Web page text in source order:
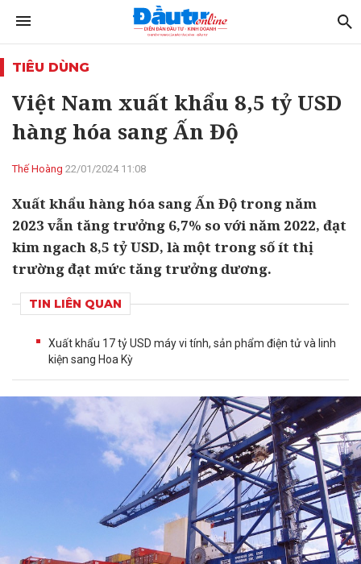
TIÊU DÙNG
Việt Nam xuất khẩu 8,5 tỷ USD
hàng hóa sang Ấn Độ
Thế Hoàng 22/01/2024 11:08
Xuất khẩu hàng hóa sang Ấn Độ trong năm
2023 vẫn tăng trưởng 6,7% so với năm 2022, đạt
kim ngach 8,5 tỷ USD, là một trong số ít thị
trường đạt mức tăng trưởng dương.
TIN LIÊN QUAN
Xuất khẩu 17 tỷ USD máy vi tính, sản phẩm điện tử và linh
kiện sang Hoa Kỳ